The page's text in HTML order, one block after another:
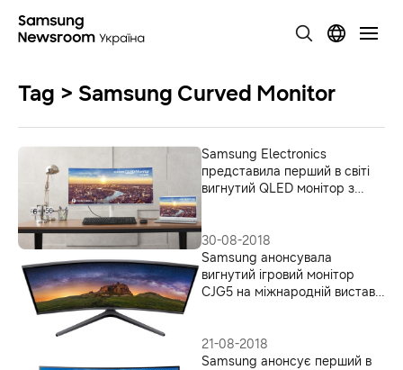
Tag > Samsung Curved Monitor
Samsung Electronics
представила перший в світі
вигнутий QLED монітор з
30-08-2018
Samsung анонсувала
вигнутий ігровий монітор
CJG5 на міжнародній виставці
21-08-2018
Samsung анонсує перший в